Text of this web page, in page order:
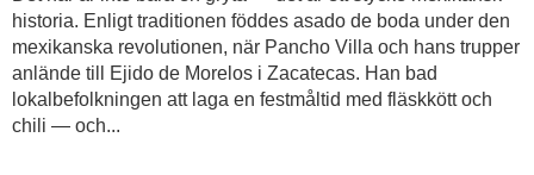
historia. Enligt traditionen föddes asado de boda under den
mexikanska revolutionen, när Pancho Villa och hans trupper
anlände till Ejido de Morelos i Zacatecas. Han bad
lokalbefolkningen att laga en festmåltid med fläskkött och
chili — och...